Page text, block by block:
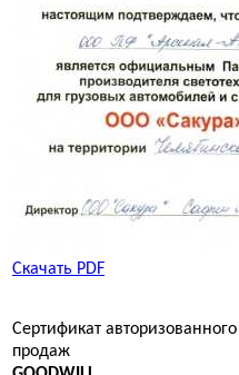
Скачать PDF
Сертификат авторизованного
продаж